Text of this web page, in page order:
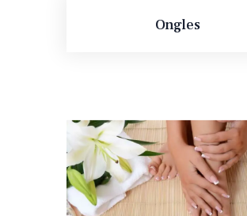
EPILATIONS
LED SOIN LUMIÈRE
NEWS
CONTACTS
Ongles